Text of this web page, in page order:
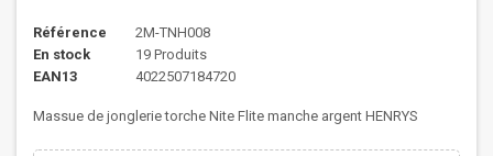
Référence
2M-TNH008
En stock
19 Produits
EAN13
4022507184720
Massue de jonglerie torche Nite Flite manche argent HENRYS